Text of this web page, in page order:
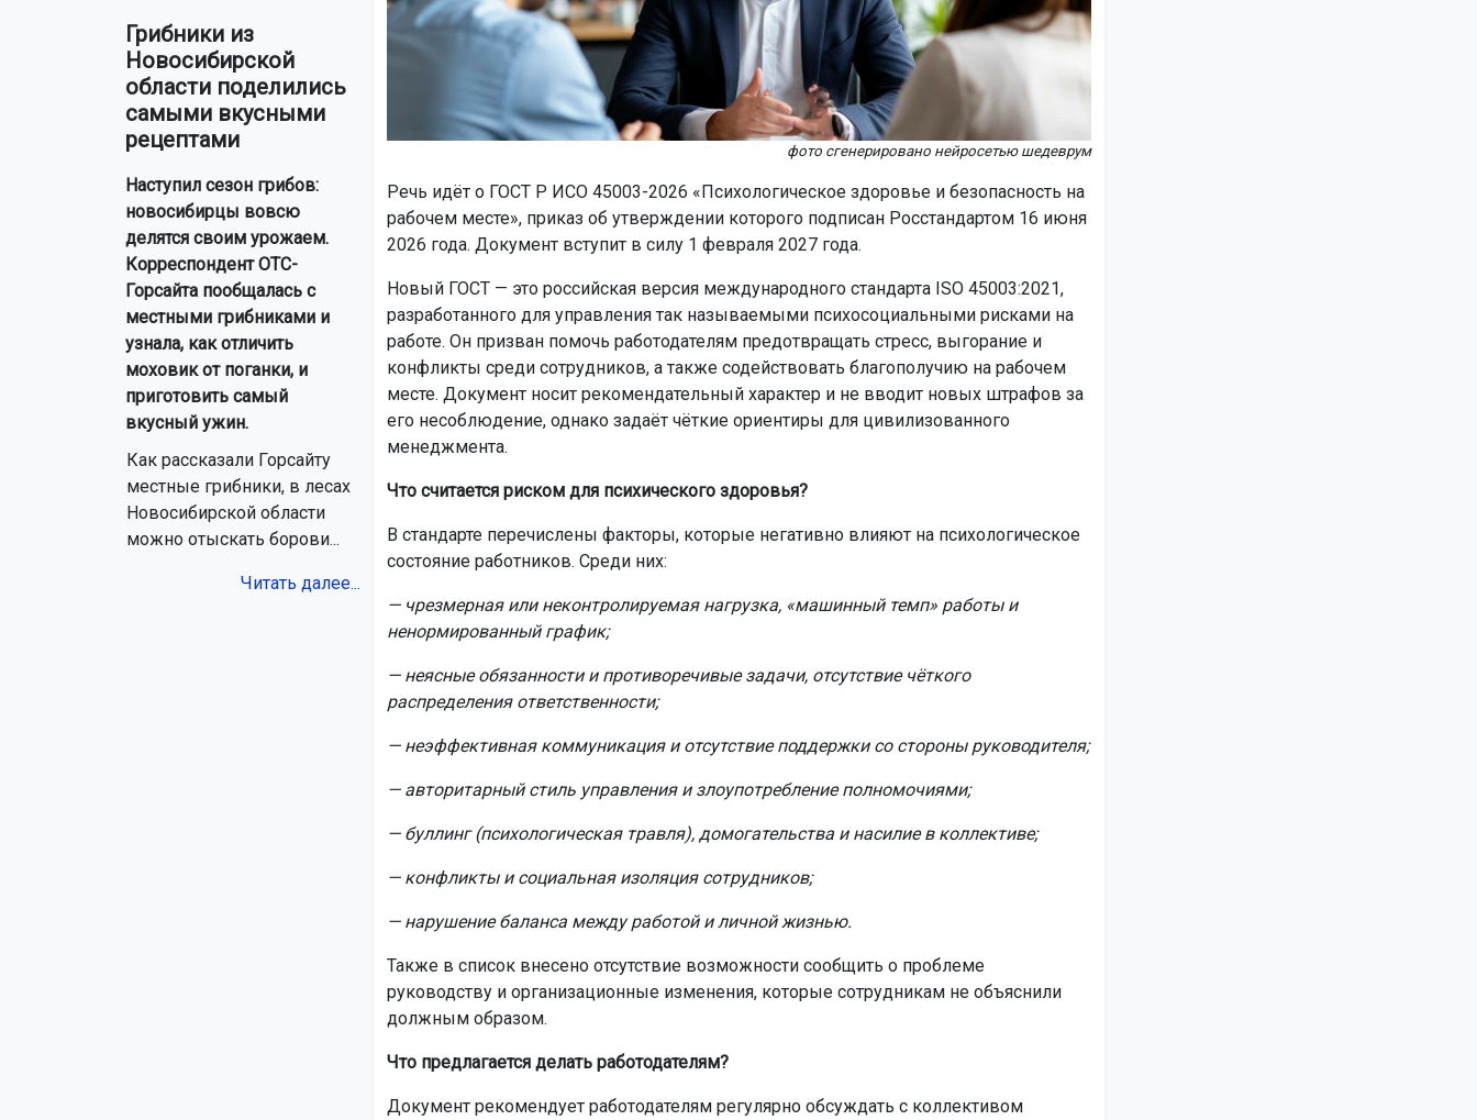
Грибники из
Новосибирской
области поделились
самыми вкусными
рецептами
Наступил сезон грибов:
новосибирцы вовсю
делятся своим урожаем.
Корреспондент ОТС-
Горсайта пообщалась с
местными грибниками и
узнала, как отличить
моховик от поганки, и
приготовить самый
вкусный ужин.
Как рассказали Горсайту
местные грибники, в лесах
Новосибирской области
можно отыскать борови...
Читать далее...
фото сгенерировано нейросетью шедеврум
Речь идёт о ГОСТ Р ИСО 45003-2026 «Психологическое здоровье и безопасность на
рабочем месте», приказ об утверждении которого подписан Росстандартом 16 июня
2026 года. Документ вступит в силу 1 февраля 2027 года.
Новый ГОСТ — это российская версия международного стандарта ISO 45003:2021,
разработанного для управления так называемыми психосоциальными рисками на
работе. Он призван помочь работодателям предотвращать стресс, выгорание и
конфликты среди сотрудников, а также содействовать благополучию на рабочем
месте. Документ носит рекомендательный характер и не вводит новых штрафов за
его несоблюдение, однако задаёт чёткие ориентиры для цивилизованного
менеджмента.
Что считается риском для психического здоровья?
В стандарте перечислены факторы, которые негативно влияют на психологическое
состояние работников. Среди них:
— чрезмерная или неконтролируемая нагрузка, «машинный темп» работы и
ненормированный график;
— неясные обязанности и противоречивые задачи, отсутствие чёткого
распределения ответственности;
— неэффективная коммуникация и отсутствие поддержки со стороны руководителя;
— авторитарный стиль управления и злоупотребление полномочиями;
— буллинг (психологическая травля), домогательства и насилие в коллективе;
— конфликты и социальная изоляция сотрудников;
— нарушение баланса между работой и личной жизнью.
Также в список внесено отсутствие возможности сообщить о проблеме
руководству и организационные изменения, которые сотрудникам не объяснили
должным образом.
Что предлагается делать работодателям?
Документ рекомендует работодателям регулярно обсуждать с коллективом